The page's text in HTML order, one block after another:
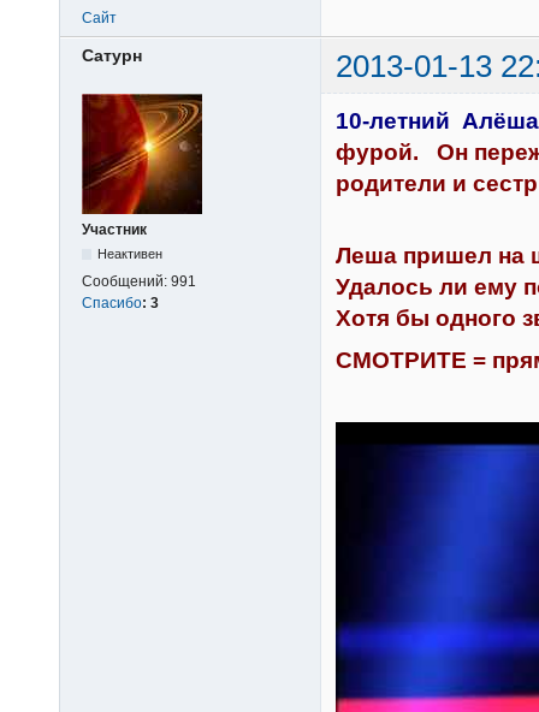
Сайт
Сатурн 2013-01-13
Участник
Неактивен
Сообщений: 991
Спасибо: 3
10-летний
фурой. Он
родители и
Леша пришел на
Удалось ли ему
Хотя бы одного
СМОТРИТЕ =